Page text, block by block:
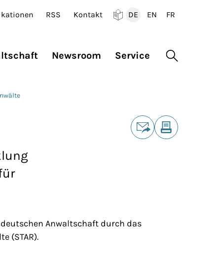
RSS Kontakt
DE
EN
FR
Newsroom Service Suche
Anwaltschaft durch das
(STAR).